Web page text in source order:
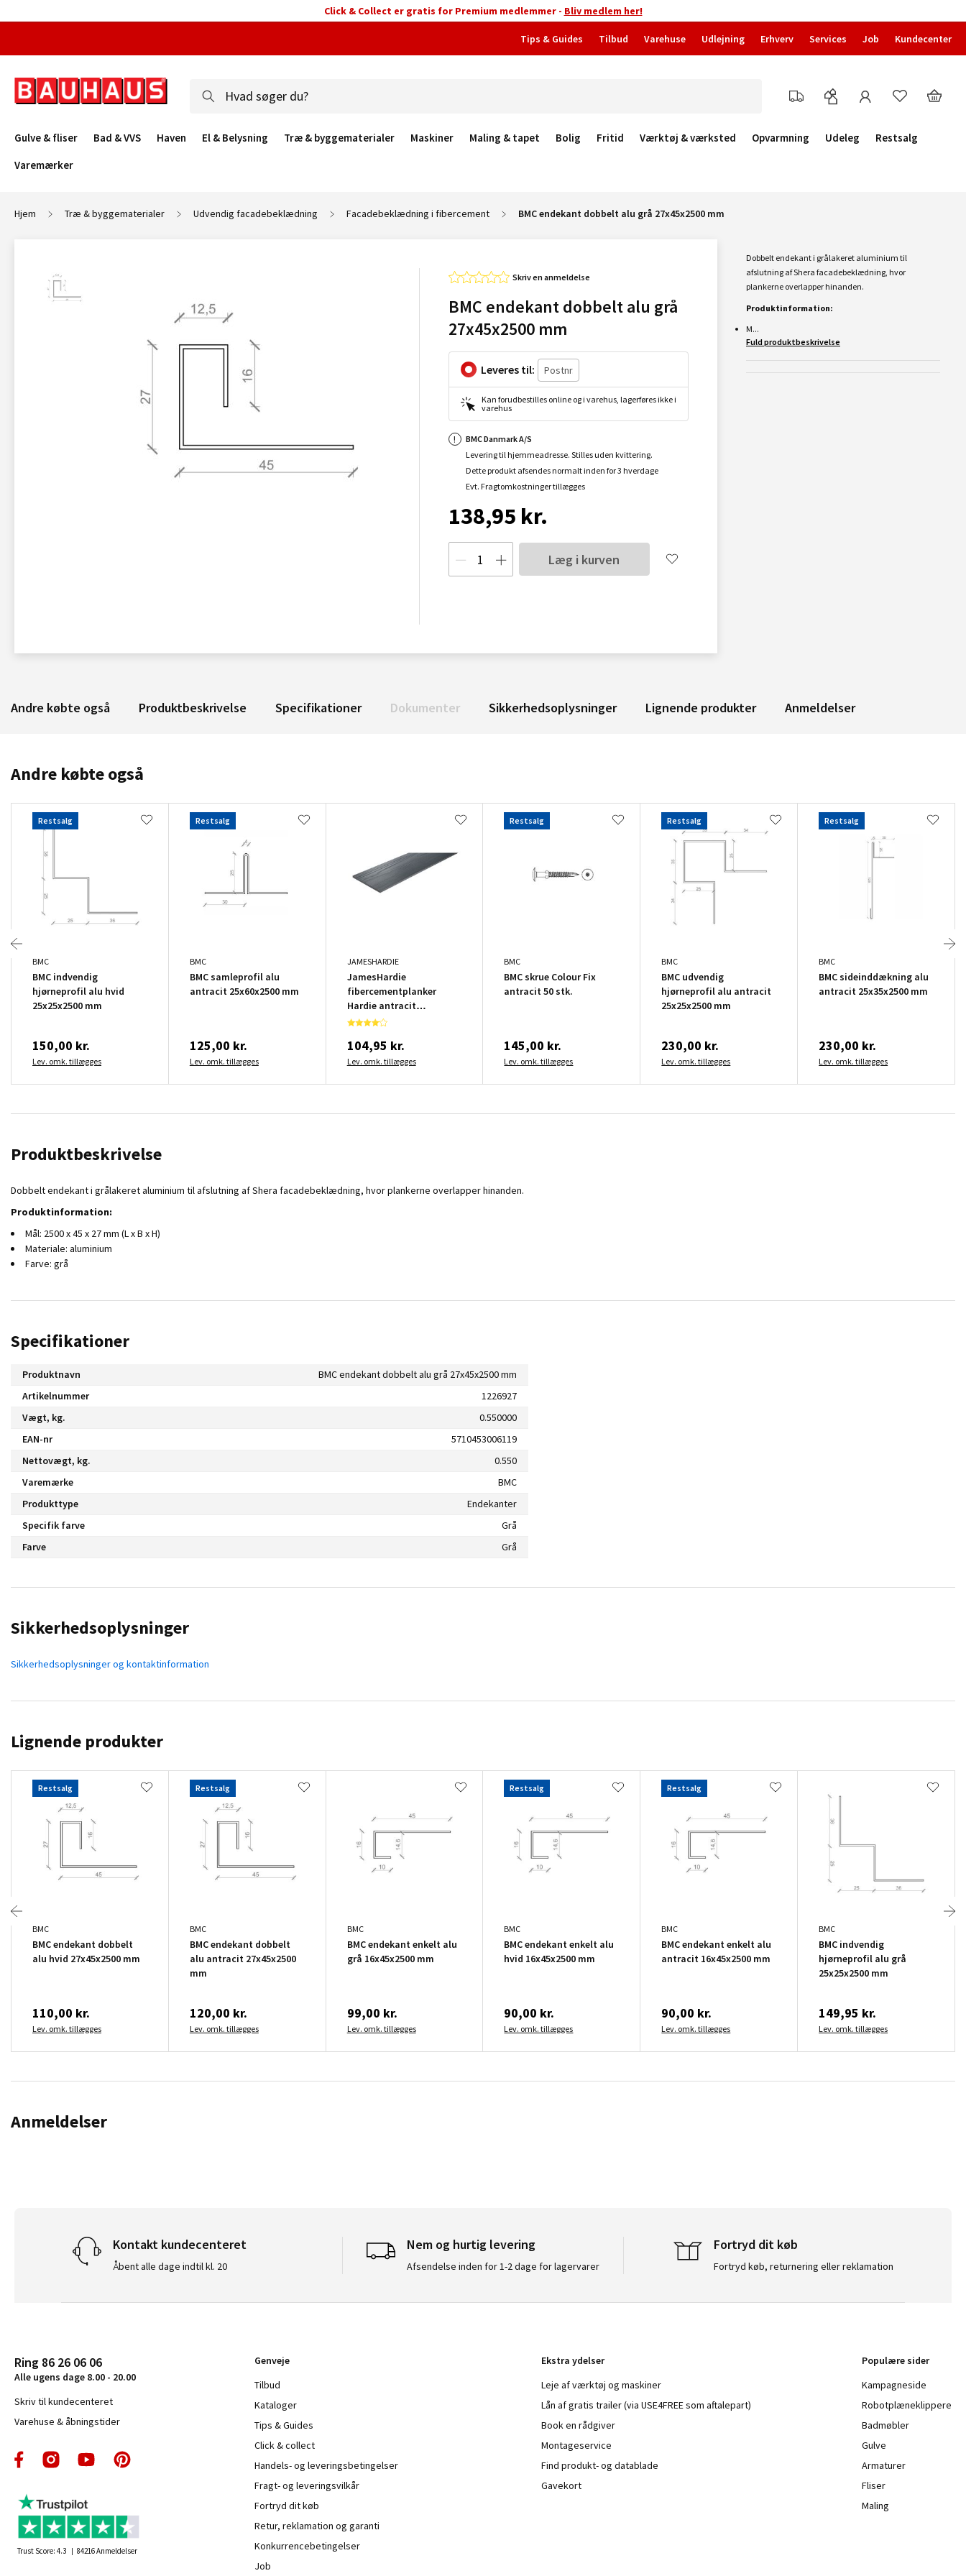
Click & Collect er gratis for Premium medlemmer - Bliv medlem her!
Tips & Guides Tilbud Varehuse Udlejning Erhverv Services Job Kundecenter
Gulve & fliser Bad & VVS Haven El & Belysning Træ & byggematerialer Maskiner Maling & tapet Bolig Fritid Værktøj & værksted Opvarmning Udeleg
Restsalg
Varemærker
Hjem Træ & byggematerialer Udvendig facadebeklædning Facadebeklædning i fibercement BMC endekant dobbelt alu grå 27x45x2500 mm
Skriv en anmeldelse
BMC endekant dobbelt alu grå
27x45x2500 mm
Leveres til:
Kan forudbestilles online og i varehus, lagerføres ikke i
varehus
BMC Danmark A/S
Levering til hjemmeadresse. Stilles uden kvittering.
Dette produkt afsendes normalt inden for 3 hverdage
Evt. Fragtomkostninger tillægges
138,95 kr.
Læg i kurven
Dobbelt endekant i grålakeret aluminium til
afslutning af Shera facadebeklædning, hvor
plankerne overlapper hinanden.
Produktinformation:
M...
Fuld produktbeskrivelse
Andre købte også Produktbeskrivelse Specifikationer Dokumenter Sikkerhedsoplysninger Lignende produkter Anmeldelser
Andre købte også
Restsalg
BMC
BMC indvendig
hjørneprofil alu hvid
25x25x2500 mm
150,00 kr.
Lev. omk. tillægges
Restsalg
BMC
BMC samleprofil alu
antracit 25x60x2500 mm
125,00 kr.
Lev. omk. tillægges
JAMESHARDIE
JamesHardie
fibercementplanker
Hardie antracit
3600x180x8 mm
104,95 kr.
Lev. omk. tillægges
Restsalg
BMC
BMC skrue Colour Fix
antracit 50 stk.
145,00 kr.
Lev. omk. tillægges
Restsalg
BMC
BMC udvendig
hjørneprofil alu antracit
25x25x2500 mm
230,00 kr.
Lev. omk. tillægges
Restsalg
BMC
BMC sideinddækning alu
antracit 25x35x2500 mm
230,00 kr.
Lev. omk. tillægges
Produktbeskrivelse
Dobbelt endekant i grålakeret aluminium til afslutning af Shera facadebeklædning, hvor plankerne overlapper hinanden.
Produktinformation:
Mål: 2500 x 45 x 27 mm (L x B x H)
Materiale: aluminium
Farve: grå
Specifikationer
Produktnavn
BMC endekant dobbelt alu grå 27x45x2500 mm
Artikelnummer
1226927
Vægt, kg.
0.550000
EAN-nr
5710453006119
Nettovægt, kg.
0.550
Varemærke
BMC
Produkttype
Endekanter
Specifik farve
Grå
Farve
Grå
Sikkerhedsoplysninger
Sikkerhedsoplysninger og kontaktinformation
Lignende produkter
Restsalg
BMC
BMC endekant dobbelt
alu hvid 27x45x2500 mm
110,00 kr.
Lev. omk. tillægges
Restsalg
BMC
BMC endekant dobbelt
alu antracit 27x45x2500
mm
120,00 kr.
Lev. omk. tillægges
BMC
BMC endekant enkelt alu
grå 16x45x2500 mm
99,00 kr.
Lev. omk. tillægges
Restsalg
BMC
BMC endekant enkelt alu
hvid 16x45x2500 mm
90,00 kr.
Lev. omk. tillægges
Restsalg
BMC
BMC endekant enkelt alu
antracit 16x45x2500 mm
90,00 kr.
Lev. omk. tillægges
BMC
BMC indvendig
hjørneprofil alu grå
25x25x2500 mm
149,95 kr.
Lev. omk. tillægges
Anmeldelser
Kontakt kundecenteret
Åbent alle dage indtil kl. 20
Nem og hurtig levering
Afsendelse inden for 1-2 dage for lagervarer
Fortryd dit køb
Fortryd køb, returnering eller reklamation
Ring 86 26 06 06
Alle ugens dage 8.00 - 20.00
Skriv til kundecenteret
Varehuse & åbningstider
Trust Score: 4.3 84216Anmeldelser
Genveje
Tilbud
Kataloger
Tips & Guides
Click & collect
Handels- og leveringsbetingelser
Fragt- og leveringsvilkår
Fortryd dit køb
Retur, reklamation og garanti
Konkurrencebetingelser
Job
Ekstra ydelser
Leje af værktøj og maskiner
Lån af gratis trailer (via USE4FREE som aftalepart)
Book en rådgiver
Montageservice
Find produkt- og datablade
Gavekort
Populære sider
Kampagneside
Robotplæneklippere
Badmøbler
Gulve
Armaturer
Fliser
Maling